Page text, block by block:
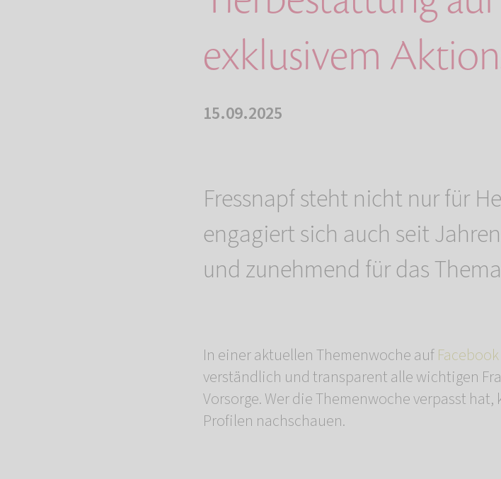
exklusivem
15.09.2025
Fressnapf steht nicht nur für
engagiert sich auch seit
und zunehmend für das
In einer aktuellen Themenwoche aufFacebook
verständlich und transparent alle wichtigen
Vorsorge. Wer die Themenwoche verpasst
Profilen nachschauen.